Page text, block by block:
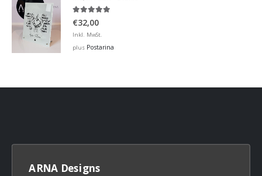
€32,00
Inkl. MwSt.
plus Postarina
ARNA Designs